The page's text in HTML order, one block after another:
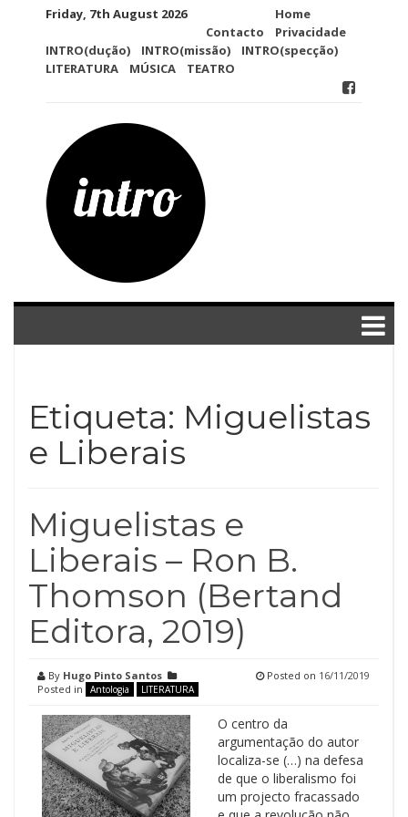
Friday, 7th August 2026
Contacto
Home
Privacidade
INTRO(dução)
INTRO(missão)
INTRO(specção)
LITERATURA
MÚSICA TEATRO
Etiqueta: Miguelistas
e Liberais
Miguelistas e
Liberais – Ron B.
Thomson (Bertand
Editora, 2019)
By Hugo Pinto Santos
Posted in
Antologia LITERATURA
Posted on 16/11/2019
O centro da
argumentação do autor
localiza-se (…) na defesa
de que o liberalismo foi
um projecto fracassado